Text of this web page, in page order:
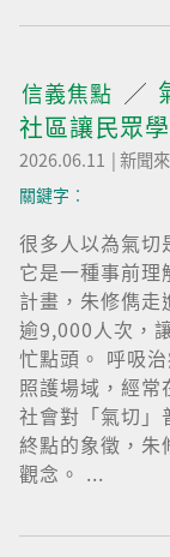
信義焦點
社區讓民眾
2026.06.11 |新聞
關鍵字︰
很多人以為氣切
它是一種事前理
計畫，朱修儁
逾9,000人次，
忙點頭。 呼吸
照護場域，經常
社會對「氣切」
終點的象徵，朱
觀念。 ...